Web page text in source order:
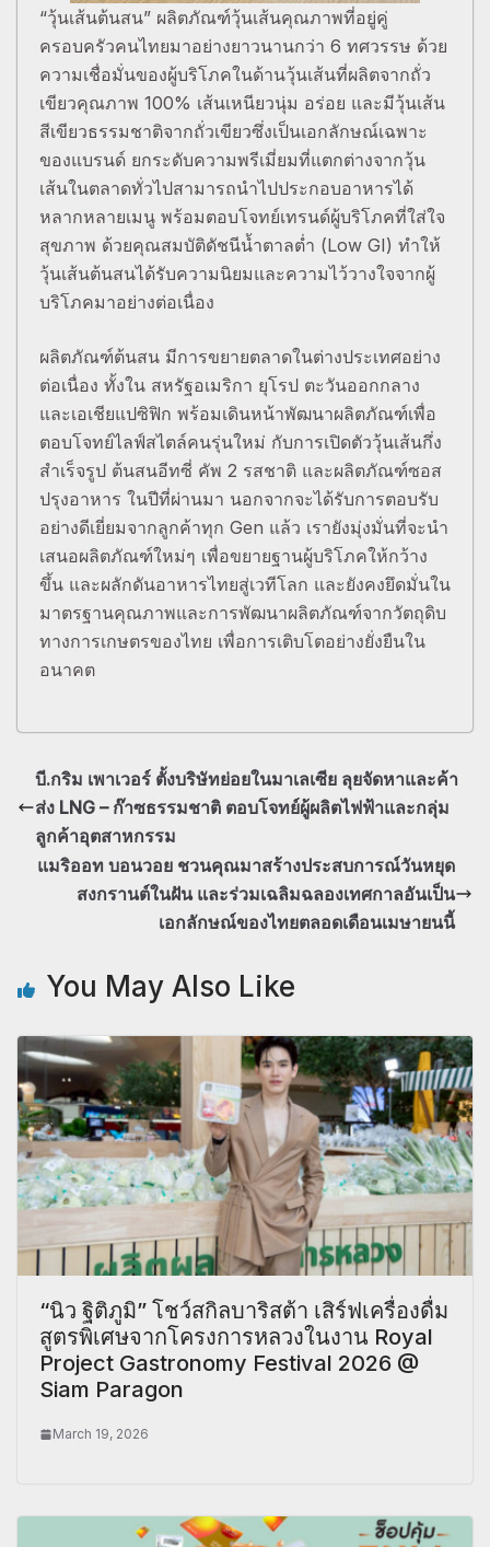
“วุ้นเส้นต้นสน” ผลิตภัณฑ์วุ้นเส้นคุณภาพที่อยู่คู่
ครอบครัวคนไทยมาอย่างยาวนานกว่า 6 ทศวรรษ ด้วย
ความเชื่อมั่นของผู้บริโภคในด้านวุ้นเส้นที่ผลิตจากถั่ว
เขียวคุณภาพ 100% เส้นเหนียวนุ่ม อร่อย และมีวุ้นเส้น
สีเขียวธรรมชาติจากถั่วเขียวซึ่งเป็นเอกลักษณ์เฉพาะ
ของแบรนด์ ยกระดับความพรีเมี่ยมที่แตกต่างจากวุ้น
เส้นในตลาดทั่วไปสามารถนำไปประกอบอาหารได้
หลากหลายเมนู พร้อมตอบโจทย์เทรนด์ผู้บริโภคที่ใส่ใจ
สุขภาพ ด้วยคุณสมบัติดัชนีน้ำตาลต่ำ (Low GI) ทำให้
วุ้นเส้นต้นสนได้รับความนิยมและความไว้วางใจจากผู้
บริโภคมาอย่างต่อเนื่อง
ผลิตภัณฑ์ต้นสน มีการขยายตลาดในต่างประเทศอย่าง
ต่อเนื่อง ทั้งใน สหรัฐอเมริกา ยุโรป ตะวันออกกลาง
และเอเชียแปซิฟิก พร้อมเดินหน้าพัฒนาผลิตภัณฑ์เพื่อ
ตอบโจทย์ไลฟ์สไตล์คนรุ่นใหม่ กับการเปิดตัววุ้นเส้นกึ่ง
สำเร็จรูป ต้นสนอีทซี่ คัพ 2 รสชาติ และผลิตภัณฑ์ซอส
ปรุงอาหาร ในปีที่ผ่านมา นอกจากจะได้รับการตอบรับ
อย่างดีเยี่ยมจากลูกค้าทุก Gen แล้ว เรายังมุ่งมั่นที่จะนำ
เสนอผลิตภัณฑ์ใหม่ๆ เพื่อขยายฐานผู้บริโภคให้กว้าง
ขึ้น และผลักดันอาหารไทยสู่เวทีโลก และยังคงยึดมั่นใน
มาตรฐานคุณภาพและการพัฒนาผลิตภัณฑ์จากวัตถุดิบ
ทางการเกษตรของไทย เพื่อการเติบโตอย่างยั่งยืนใน
อนาคต
บี.กริม เพาเวอร์ ตั้งบริษัทย่อยในมาเลเซีย ลุยจัดหาและค้า
ส่ง LNG – ก๊าซธรรมชาติ ตอบโจทย์ผู้ผลิตไฟฟ้าและกลุ่ม
ลูกค้าอุตสาหกรรม
แมริออท บอนวอย ชวนคุณมาสร้างประสบการณ์วันหยุด
สงกรานต์ในฝัน และร่วมเฉลิมฉลองเทศกาลอันเป็น
เอกลักษณ์ของไทยตลอดเดือนเมษายนนี้
You May Also Like
“นิว ฐิติภูมิ” โชว์สกิลบาริสต้า เสิร์ฟเครื่องดื่ม
สูตรพิเศษจากโครงการหลวงในงาน Royal
Project Gastronomy Festival 2026 @
Siam Paragon
March 19, 2026